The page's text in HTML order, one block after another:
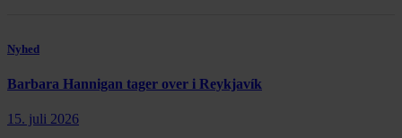
Nyhed
Barbara Hannigan tager over i Reykjavík
15. juli 2026